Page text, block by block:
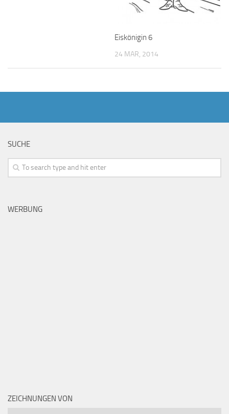
Eiskönigin 6
24 MAR, 2014
SUCHE
WERBUNG
ZEICHNUNGEN VON